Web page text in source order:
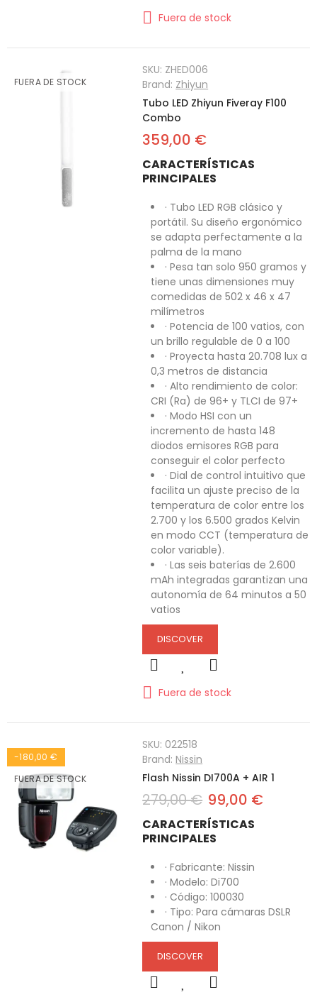
Fuera de stock
FUERA DE STOCK
SKU: ZHED006
Brand: Zhiyun
Tubo LED Zhiyun Fiveray F100
Combo
359,00 €
CARACTERÍSTICAS
PRINCIPALES
· Tubo LED RGB clásico y
portátil. Su diseño ergonómico
se adapta perfectamente a la
palma de la mano
· Pesa tan solo 950 gramos y
tiene unas dimensiones muy
comedidas de 502 x 46 x 47
milímetros
· Potencia de 100 vatios, con
un brillo regulable de 0 a 100
· Proyecta hasta 20.708 lux a
0,3 metros de distancia
· Alto rendimiento de color:
CRI (Ra) de 96+ y TLCI de 97+
· Modo HSI con un
incremento de hasta 148
diodos emisores RGB para
conseguir el color perfecto
· Dial de control intuitivo que
facilita un ajuste preciso de la
temperatura de color entre los
2.700 y los 6.500 grados Kelvin
en modo CCT (temperatura de
color variable).
· Las seis baterías de 2.600
mAh integradas garantizan una
autonomía de 64 minutos a 50
vatios
DISCOVER
Fuera de stock
-180,00 €
FUERA DE STOCK
SKU: 022518
Brand:Nissin
Flash Nissin DI700A + AIR 1
279,00 € 99,00 €
CARACTERÍSTICAS
PRINCIPALES
· Fabricante: Nissin
· Modelo: Di700
· Código: 100030
· Tipo: Para cámaras DSLR
Canon / Nikon
DISCOVER